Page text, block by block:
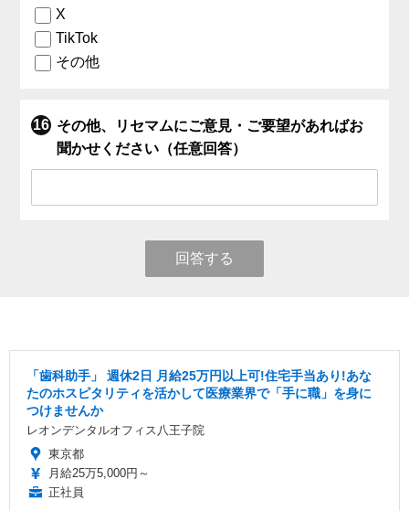
X
TikTok
その他
その他、リセマムにご意見・ご要望があればお
聞かせください（任意回答）
回答する
「歯科助手」 週休2日 ️月給25万円以上可!住宅手当あり!あな
たのホスピタリティを活かして医療業界で「手に職」を身に
つけませんか
レオンデンタルオフィス八王子院
東京都
月給25万5,000円～
正社員